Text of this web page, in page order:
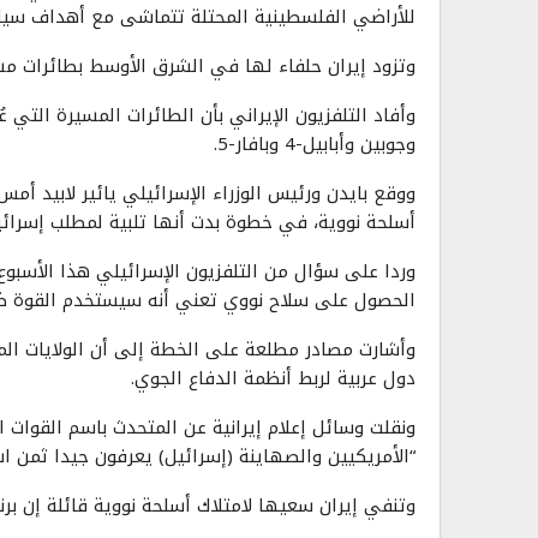
للأراضي الفلسطينية المحتلة تتماشى مع أهداف
وتزود إيران حلفاء لها في الشرق الأوسط بطائرات
وأفاد التلفزيون الإيراني بأن الطائرات المسيرة
وجوبين وأبابيل-4 وبافار-5.
ووقع بايدن ورئيس الوزراء الإسرائيلي يائير
أسلحة نووية، في خطوة بدت أنها تلبية لمطلب
وردا على سؤال من التلفزيون الإسرائيلي هذا
الحصول على سلاح نووي تعني أنه سيستخدم القوة
وأشارت مصادر مطلعة على الخطة إلى أن الولايات
دول عربية لربط أنظمة الدفاع الجوي.
ونقلت وسائل إعلام إيرانية عن المتحدث باسم
“الأمريكيين والصهاينة (إسرائيل) يعرفون جيدا ثمن
وتنفي إيران سعيها لامتلاك أسلحة نووية قائلة